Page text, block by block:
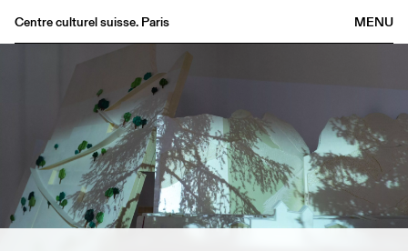
MENU
Centre culturel suisse. Paris
Archives
Médiathèque
Éditions
Informations